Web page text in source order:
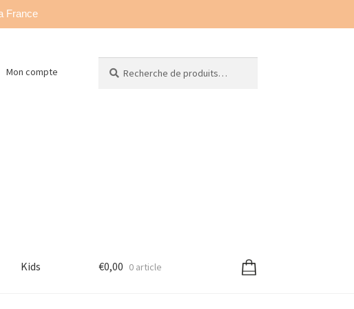
France
Mon compte
pour :
Kids €0,00 0 article